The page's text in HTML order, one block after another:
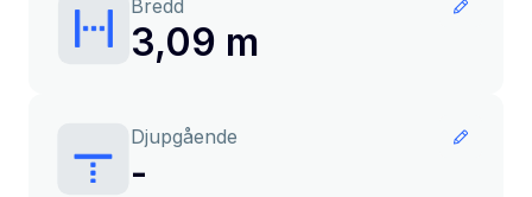
Bredd
3,09 m
Djupgående
-